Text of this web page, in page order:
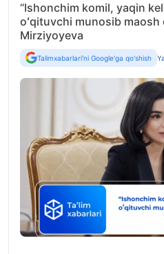
“Ishonchim komil, yaqin
oʻqituvchi munosib maosh
Mirziyoyeva
Talimxabarlari'ni Google'ga qo'shish